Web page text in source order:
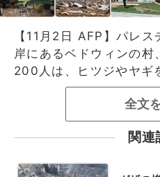
【11月2日 AFP】パレ
岸にあるベドウィンの村
200人は、ヒツジやヤギ
全文
関連